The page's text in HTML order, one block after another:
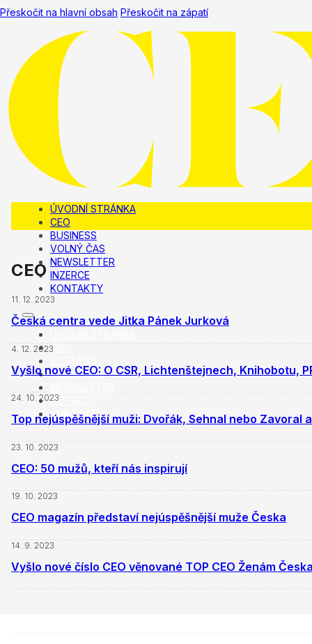
Přeskočit na hlavní obsah Přeskočit na zápatí
ÚVODNÍ STRÁNKA
CEO
BUSINESS
VOLNÝ ČAS
NEWSLETTER
INZERCE
KONTAKTY
CEO
VOLNÝ ČAS
INZERCE
KONTAKTY
CEO
11. 12. 2023
Česká centra vede Jitka Pánek Jurková
4. 12. 2023
Vyšlo nové CEO: O CSR, Lichtenštejnech, Knihobotu,
24. 10. 2023
Top nejúspěšnější muži: Dvořák, Sehnal nebo Zavoral
23. 10. 2023
CEO: 50 mužů, kteří nás inspirují
19. 10. 2023
CEO magazín představí nejúspěšnější muže Česka
14. 9. 2023
Vyšlo nové číslo CEO věnované TOP CEO Ženám